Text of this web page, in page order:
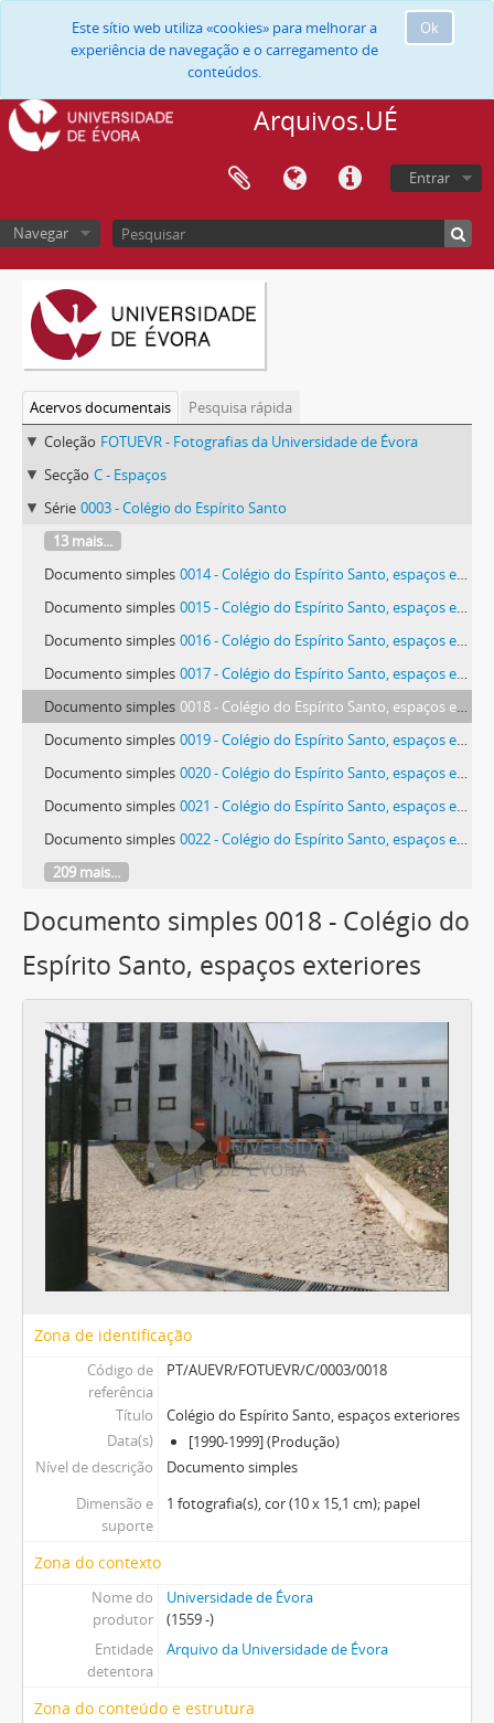
Ok
Este sítio web utiliza «cookies» para melhorar a
experiência de navegação e o carregamento de
conteúdos.
Arquivos.UÉ
Entrar
Navegar
Acervos documentais
Pesquisa rápida
Coleção FOTUEVR - Fotografias da Universidade de Évora
Secção C - Espaços
Série 0003 - Colégio do Espírito Santo
13 mais...
Documento simples 0014 - Colégio do Espírito Santo, espaços exteriores
Documento simples 0015 - Colégio do Espírito Santo, espaços exteriores
Documento simples 0016 - Colégio do Espírito Santo, espaços exteriores
Documento simples 0017 - Colégio do Espírito Santo, espaços exteriores
Documento simples 0018 - Colégio do Espírito Santo, espaços exteriores
Documento simples 0019 - Colégio do Espírito Santo, espaços exteriores
Documento simples 0020 - Colégio do Espírito Santo, espaços exteriores
Documento simples 0021 - Colégio do Espírito Santo, espaços exteriores
Documento simples 0022 - Colégio do Espírito Santo, espaços exteriores
209 mais...
Documento simples 0018 - Colégio do
Espírito Santo, espaços exteriores
Zona de identificação
Código de
referência
PT/AUEVR/FOTUEVR/C/0003/0018
Título
Colégio do Espírito Santo, espaços exteriores
Data(s)
[1990-1999] (Produção)
Nível de descrição
Documento simples
Dimensão e
suporte
1 fotografia(s), cor (10 x 15,1 cm); papel
Zona do contexto
Nome do
produtor
Universidade de Évora
(1559 -)
Entidade
detentora
Arquivo da Universidade de Évora
Zona do conteúdo e estrutura